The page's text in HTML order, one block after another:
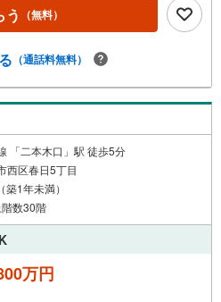
う （無料）
（通話料無料）
「二本木口」駅 徒歩5分
西区春日5丁目
1年未満）
数30階
万円